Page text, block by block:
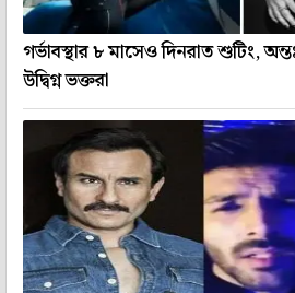
গর্ভাবস্থার ৮ মাসেও দিনরাত শুটিং,
উদ্বিগ্ন ভক্তরা